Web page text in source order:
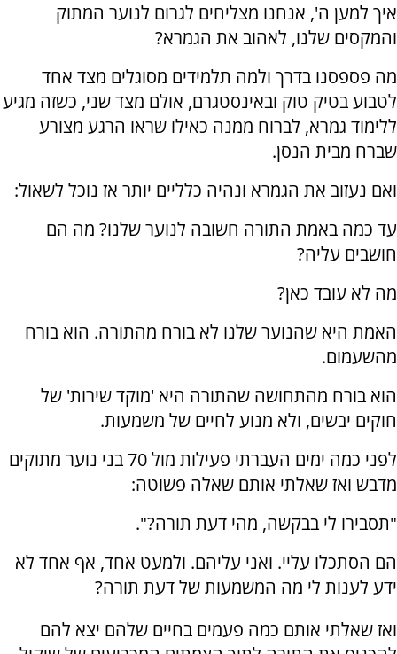
איך למען ה', אנחנו מצליחים לגרום לנוער המתוק
והמקסים שלנו, לאהוב את הגמרא?
מה פספסנו בדרך ולמה תלמידים מסוגלים מצד אחד
לטבוע בטיק טוק ובאינסטגרם, אולם מצד שני, כשזה מגיע
ללימוד גמרא, לברוח ממנה כאילו שראו הרגע מצורע
שברח מבית הנסן.
ואם נעזוב את הגמרא ונהיה כלליים יותר אז נוכל לשאול:
עד כמה באמת התורה חשובה לנוער שלנו? מה הם
חושבים עליה?
מה לא עובד כאן?
האמת היא שהנוער שלנו לא בורח מהתורה. הוא בורח
מהשעמום.
הוא בורח מהתחושה שהתורה היא 'מוקד שירות' של
חוקים יבשים, ולא מנוע לחיים של משמעות.
לפני כמה ימים העברתי פעילות מול 70 בני נוער מתוקים
מדבש ואז שאלתי אותם שאלה פשוטה:
"תסבירו לי בבקשה, מהי דעת תורה?".
הם הסתכלו עליי. ואני עליהם. ולמעט אחד, אף אחד לא
ידע לענות לי מה המשמעות של דעת תורה?
ואז שאלתי אותם כמה פעמים בחיים שלהם יצא להם